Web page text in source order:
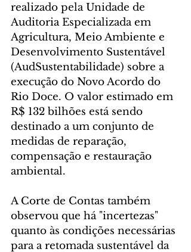
realizado pela Unidade de
Auditoria Especializada em
Agricultura, Meio Ambiente e
Desenvolvimento Sustentável
(AudSustentabilidade) sobre a
execução do Novo Acordo do
Rio Doce. O valor estimado em
R$ 132 bilhões está sendo
destinado a um conjunto de
medidas de reparação,
compensação e restauração
ambiental.
A Corte de Contas também
observou que há "incertezas"
quanto às condições necessárias
para a retomada sustentável da